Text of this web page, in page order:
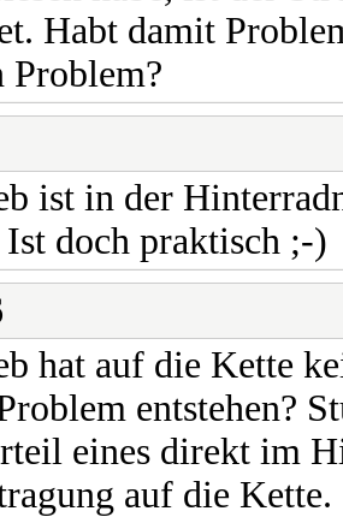
Habt damit
Problem?
ist in der
doch praktisch ;-)
hat auf die Kette
entstehen?
eines direkt im
auf die Kette.